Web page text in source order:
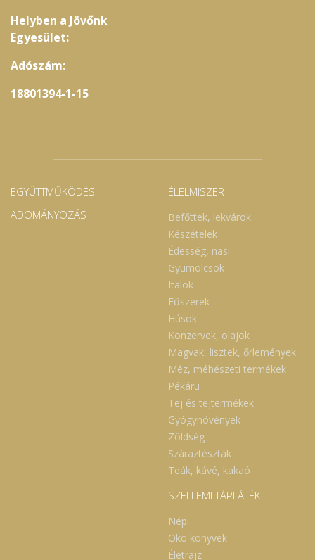
Helyben a Jövőnk
Egyesület:
Adószám:
18801394-1-15
EGYÜTTMŰKÖDÉS
ADOMÁNYOZÁS
ÉLELMISZER
Befőttek, lekvárok
Készételek
Édesség, nasi
Gyümölcsök
Italok
Fűszerek
Húsok
Konzervek, olajok
Magvak, lisztek, őrlemények
Méz, méhészeti termékek
Pékáru
Tej és tejtermékek
Gyógynövények
Zöldség
Száraztészták
Teák, kávé, kakaó
SZELLEMI TÁPLÁLÉK
Népi
Öko könyvek
Életrajz